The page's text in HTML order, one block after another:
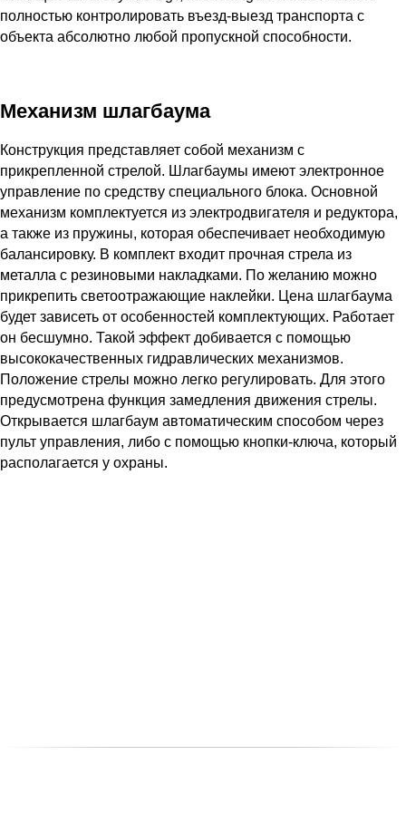
полностью контролировать въезд-выезд транспорта с
объекта абсолютно любой пропускной способности.
Механизм шлагбаума
Конструкция представляет собой механизм с
прикрепленной стрелой. Шлагбаумы имеют электронное
управление по средству специального блока. Основной
механизм комплектуется из электродвигателя и редуктора,
а также из пружины, которая обеспечивает необходимую
балансировку. В комплект входит прочная стрела из
металла с резиновыми накладками. По желанию можно
прикрепить светоотражающие наклейки. Цена шлагбаума
будет зависеть от особенностей комплектующих. Работает
он бесшумно. Такой эффект добивается с помощью
высококачественных гидравлических механизмов.
Положение стрелы можно легко регулировать. Для этого
предусмотрена функция замедления движения стрелы.
Открывается шлагбаум автоматическим способом через
пульт управления, либо с помощью кнопки-ключа, который
располагается у охраны.